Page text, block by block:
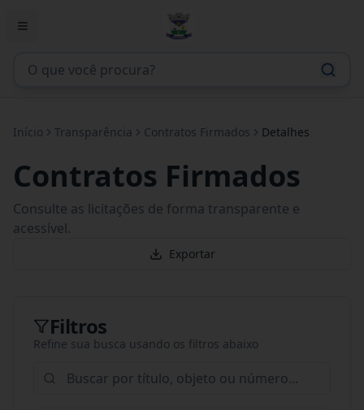
Início Transparência Contratos Firmados Detalhes
Contratos Firmados
Consulte as licitações de forma transparente e
acessível.
Exportar
Filtros
Refine sua busca usando os filtros abaixo